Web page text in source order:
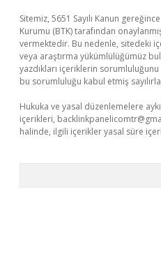
Sitemiz, 5651 Sayılı Kanun
Kurumu (BTK) tarafından
vermektedir. Bu nedenle, sitedeki
veya araştırma yükümlülüğümüz
yazdıkları içeriklerin
bu sorumluluğu kabul etmiş
Hukuka ve yasal düzenlemelere
içerikleri,
halinde, ilgili içerikler yasal süre